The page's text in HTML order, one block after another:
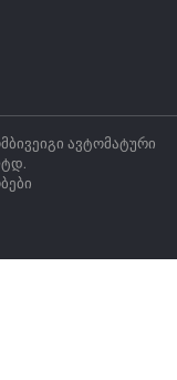
ავტომატური